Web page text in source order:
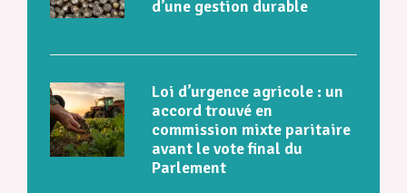
d’une gestion durable
Loi d’urgence agricole : un
accord trouvé en
commission mixte paritaire
avant le vote final du
Parlement